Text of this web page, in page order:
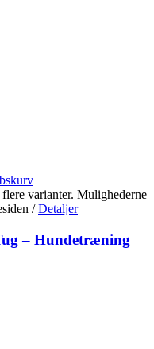
varianter. Mulighederne
/ Detaljer
– Hundetræning